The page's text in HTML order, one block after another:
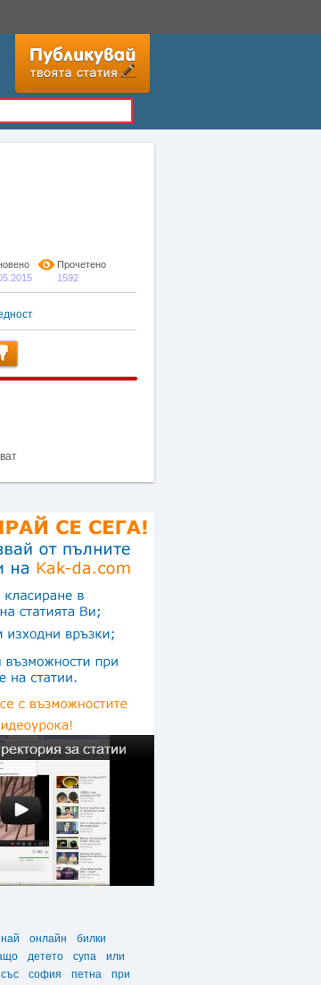
Прочетено
1592
най онлайн
билки
детето супа
или
със софия петна
при